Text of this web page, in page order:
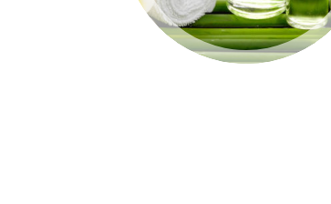
eget